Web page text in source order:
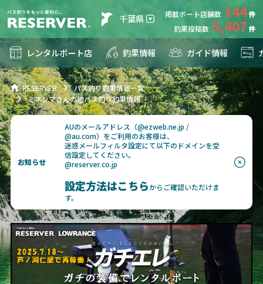
千葉県 掲載ボート店舗数 144
釣果投稿数 5,407
レンタルボート店 釣果情報 ガイド情報
RESERVER
バス釣り釣果情報一覧
ミネシマさんの地バス釣り釣果情報
お知らせ
AUのメールアドレス（@ezweb.ne.jp /
@au.com）をご利用のお客様は、
迷惑メールフィルタ設定にて以下のドメインを受
信設定してください。
@reserver.co.jp
設定方法はこちらからご確認いただけま
す。